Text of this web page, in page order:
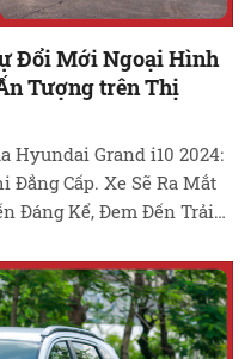
Đổi Mới Ngoại Hình
Tượng trên Thị
Hyundai Grand i10 2024:
Cấp. Xe Sẽ Ra Mắt
Đáng Kể, Đem Đến Trải
…Đọc tiếp